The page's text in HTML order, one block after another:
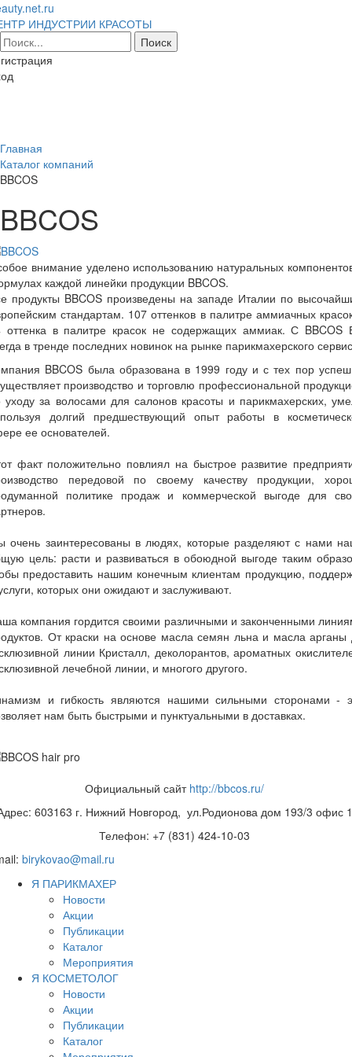
ИНДУСТРИИ КРАСОТЫ
Главная
Каталог компаний
BBCOS
BBCOS
внимание уделено использованию натуральных
каждой линейки продукции BBCOS.
продукты BBCOS произведены на западе Италии по
стандартам. 107 оттенков в палитре аммиачных
оттенка в палитре красок не содержащих аммиак. С BBCOS
в тренде последних новинок на рынке парикмахерского
BBCOS была образована в 1999 году и с тех пор
производство и торговлю профессиональной
уходу за волосами для салонов красоты и парикмахерских,
долгий предшествующий опыт работы в
ее основателей.
факт положительно повлиял на быстрое развитие
передовой по своему качеству продукции,
политике продаж и коммерческой выгоде для
очень заинтересованы в людях, которые разделяют с нами
цель: расти и развиваться в обоюдной выгоде таким
предоставить нашим конечным клиентам продукцию,
которых они ожидают и заслуживают.
компания гордится своими различными и законченными
От краски на основе масла семян льна и масла арганы
линии Кристалл, деколорантов, ароматных
лечебной линии, и многого другого.
и гибкость являются нашими сильными сторонами -
нам быть быстрыми и пунктуальными в доставках.
Официальный сайт http://bbcos.ru/
603163 г. Нижний Новгород, ул.Родионова дом 193/3 офис
Телефон: +7 (831) 424-10-03
birykovao@mail.ru
Я ПАРИКМАХЕР
Новости
Акции
Публикации
Каталог
Мероприятия
Я КОСМЕТОЛОГ
Новости
Акции
Публикации
Каталог